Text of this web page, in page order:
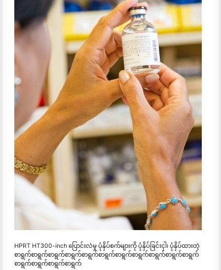
HPRT HT300-inch ပြောင်းလဲမှု ပုံနှိပ်စက်များကို ပုံနှိပ်ခြင်းငှါ၊ ပုံနှိပ်ထားတဲ့
စာရွက်စာရွက်စာရွက်စာရွက်စာရွက်စာရွက်စာရွက်စာရွက်စာရွက်စာရွက်စာရွက်
စာရွက်စာရွက်စာရွက်စာရွက်